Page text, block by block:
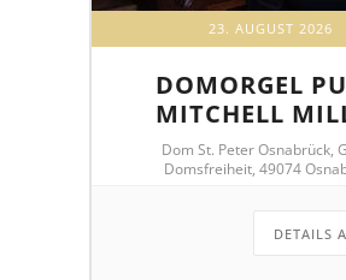
23. AUGUST 2026
DOMORGEL
MITCHELL
Dom St. Peter Osnabrück,
Domsfreiheit, 49074
DETAILS